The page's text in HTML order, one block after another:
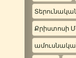
Քրիստոսի